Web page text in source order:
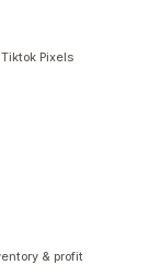
Pixels
& profit